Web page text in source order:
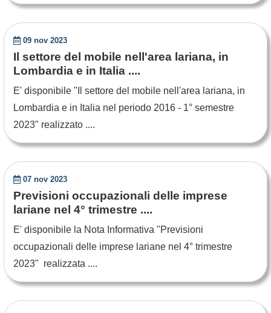
09 nov 2023
Il settore del mobile nell'area lariana, in
Lombardia e in Italia ....
E' disponibile "Il settore del mobile nell'area lariana, in
Lombardia e in Italia nel periodo 2016 - 1° semestre
2023" realizzato ....
07 nov 2023
Previsioni occupazionali delle imprese
lariane nel 4° trimestre ....
E' disponibile la Nota Informativa "Previsioni
occupazionali delle imprese lariane nel 4° trimestre
2023" realizzata ....